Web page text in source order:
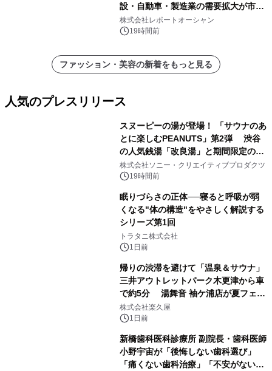
設・自動車・製造業の需要拡大が市場
を牽引
株式会社レポートオーシャン
19時間前
ファッション・美容の新着をもっと見る
人気のプレスリリース
スヌーピーの湯が登場！ 「サウナのあ
とに楽しむPEANUTS」第2弾 渋谷
の人気銭湯「改良湯」と期間限定のコ
ラボレーション サウナイキタイコラ
ボグッズも発売決定！
株式会社ソニー・クリエイティブプロダクツ
19時間前
眠りづらさの正体──寝ると呼吸が弱
くなる"体の構造"をやさしく解説する
シリーズ第1回
トラタニ株式会社
1日前
帰りの渋滞を避けて「温泉＆サウナ」
三井アウトレットパーク木更津から車
で約5分 湯舞音 袖ケ浦店が夏フェア
メニューを提供
株式会社楽久屋
1日前
新橋歯科医科診療所 副院長・歯科医師
小野宇宙が「後悔しない歯科選び」
「痛くない歯科治療」「不安がない治